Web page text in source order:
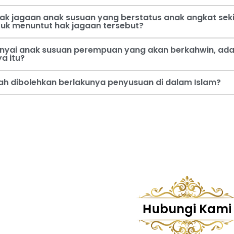
jagaan anak susuan yang berstatus anak angkat
menuntut hak jagaan tersebut?
anak susuan perempuan yang akan berkahwin,
itu?
dibolehkan berlakunya penyusuan di dalam Islam?
Hubungi Kami